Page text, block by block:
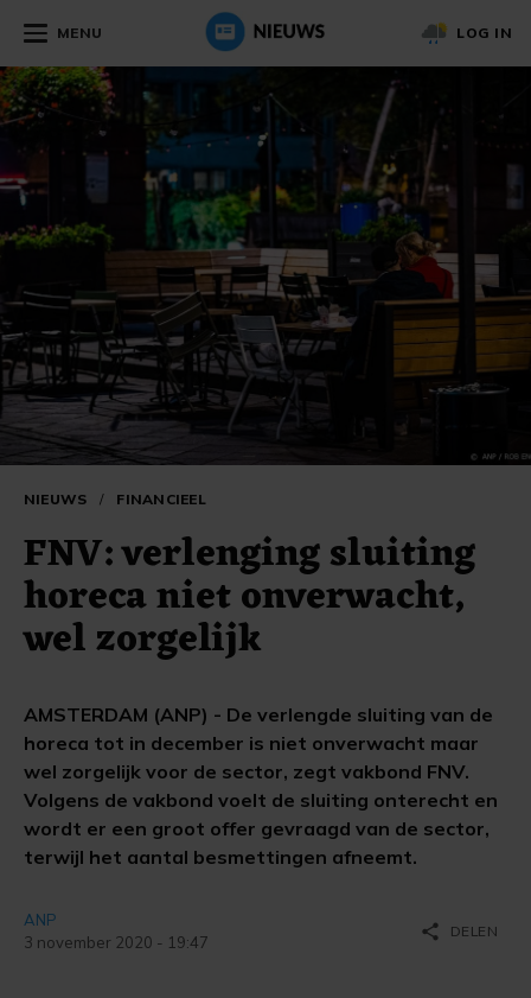
MENU LOG IN
NIEUWS / FINANCIEEL
FNV: verlenging sluiting
horeca niet onverwacht,
wel zorgelijk
AMSTERDAM (ANP) - De verlengde sluiting van de
horeca tot in december is niet onverwacht maar
wel zorgelijk voor de sector, zegt vakbond FNV.
Volgens de vakbond voelt de sluiting onterecht en
wordt er een groot offer gevraagd van de sector,
terwijl het aantal besmettingen afneemt.
ANP
3 november 2020 - 19:47
share DELEN